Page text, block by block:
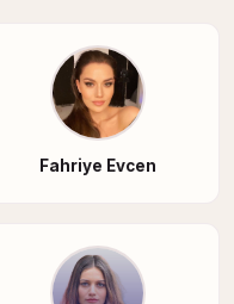
Fahriye Evcen